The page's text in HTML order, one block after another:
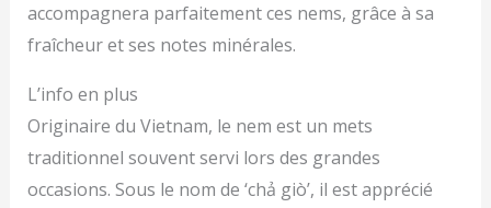
accompagnera parfaitement ces nems, grâce à sa
fraîcheur et ses notes minérales.
L’info en plus
Originaire du Vietnam, le nem est un mets
traditionnel souvent servi lors des grandes
occasions. Sous le nom de ‘chả giò’, il est apprécié